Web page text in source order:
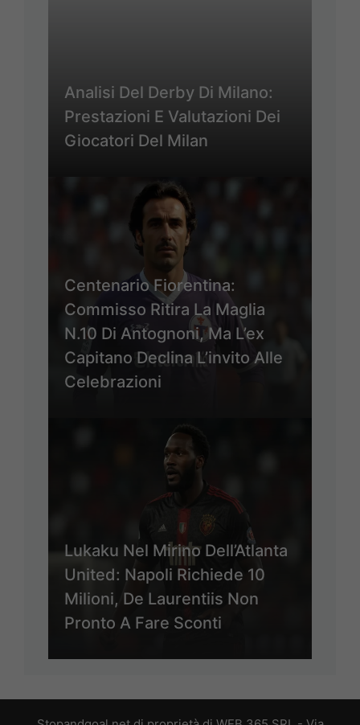
Analisi Del Derby Di Milano:
Prestazioni E Valutazioni Dei
Giocatori Del Milan
Centenario Fiorentina:
Commisso Ritira La Maglia
N.10 Di Antognoni, Ma L’ex
Capitano Declina L’invito Alle
Celebrazioni
Lukaku Nel Mirino Dell’Atlanta
United: Napoli Richiede 10
Milioni, De Laurentiis Non
Pronto A Fare Sconti